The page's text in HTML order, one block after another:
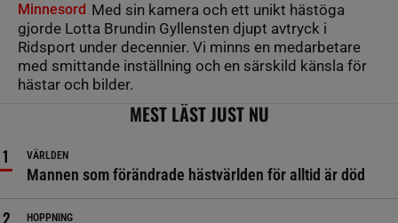
Minnesord Med sin kamera och ett unikt hästöga
gjorde Lotta Brundin Gyllensten djupt avtryck i
Ridsport under decennier. Vi minns en medarbetare
med smittande inställning och en särskild känsla för
hästar och bilder.
MEST LÄST JUST NU
VÄRLDEN
Mannen som förändrade hästvärlden för alltid är död
HOPPNING